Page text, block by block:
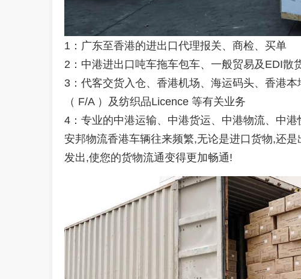
1 ：广东至香港的进出口代理报关、商检、买单
2 ：中港进出口吨车拖车包车、一般贸易及 EDI散
3 ：代客交货入仓、香港机场、海运码头、香港
（ F/A ）及纺织品Licence 等有关业务
4 ：专业的中港运输、中港货运、中港物流、中
安邦物流香港车辆往来频繁,无论是进口货物,还是
发出,使您的货物流通变得更加畅通!